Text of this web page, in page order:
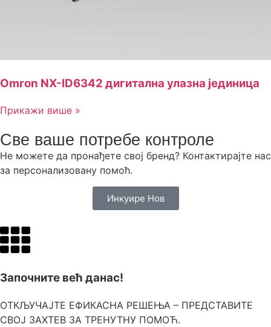
Omron NX-ID6342 дигитална улазна јединица
Прикажи више »
Све ваше потребе контроле
Не можете да пронађете свој бренд? Контактирајте нас
за персонализовану помоћ.
Инкуире Нов
Започните већ данас!
ОТКЉУЧАЈТЕ ЕФИКАСНА РЕШЕЊА – ПРЕДСТАВИТЕ
СВОЈ ЗАХТЕВ ЗА ТРЕНУТНУ ПОМОЋ.